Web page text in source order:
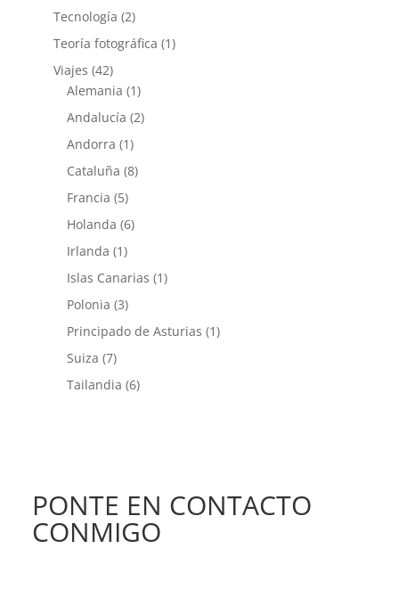
Tecnología (2)
Teoría fotográfica (1)
Viajes (42)
Alemania (1)
Andalucía (2)
Andorra (1)
Cataluña (8)
Francia (5)
Holanda (6)
Irlanda (1)
Islas Canarias (1)
Polonia (3)
Principado de Asturias (1)
Suiza (7)
Tailandia (6)
PONTE EN CONTACTO
CONMIGO